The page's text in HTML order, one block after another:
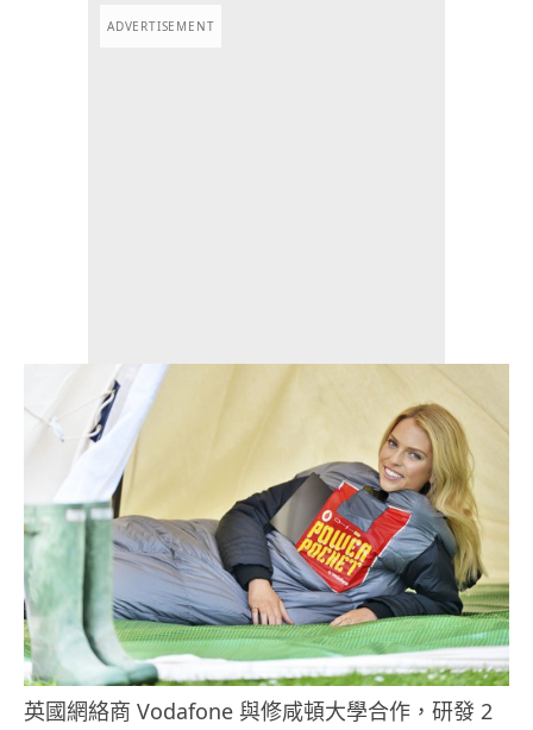
ADVERTISEMENT
英國網絡商 Vodafone 與修咸頓大學合作，研發 2